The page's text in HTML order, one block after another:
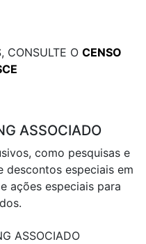
CONSULTE O CENSO
ASSOCIADO
como pesquisas e
descontos especiais em
ações especiais para
ASSOCIADO